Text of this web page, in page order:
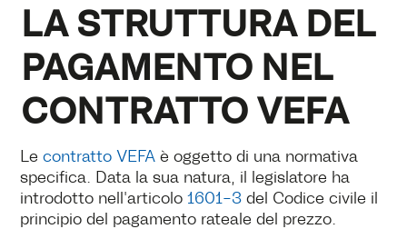
LA STRUTTURA DEL
PAGAMENTO NEL
CONTRATTO VEFA
Lecontratto VEFA è oggetto di una normativa
specifica. Data la sua natura, il legislatore ha
introdotto nell'articolo1601-3 del Codice civile il
principio del pagamento rateale del prezzo.